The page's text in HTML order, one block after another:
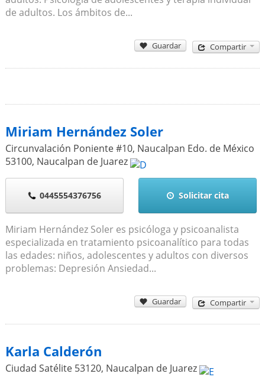
de adultos. Los ámbitos de...
Guardar Compartir
Miriam Hernández Soler
Circunvalación Poniente #10, Naucalpan Edo. de México
53100, Naucalpan de Juarez
0445554376756 Solicitar cita
Miriam Hernández Soler es psicóloga y psicoanalista
especializada en tratamiento psicoanalítico para todas
las edades: niños, adolescentes y adultos con diversos
problemas: Depresión Ansiedad...
Guardar Compartir
Karla Calderón
Ciudad Satélite 53120, Naucalpan de Juarez